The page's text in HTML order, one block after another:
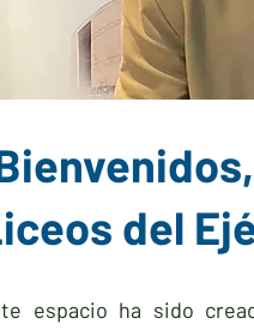
del
espacio ha sido